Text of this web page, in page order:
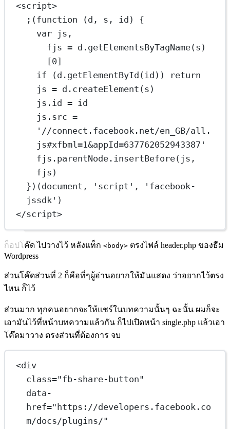
<script>
;(function (d , s , id ) {
var js,
fjs = d. getElementsByTagName(s)
[0]
if (d. getElementById (id))
return
js = d. createElement (s)
js.id = id
js.src =
'//connect.facebook.net/en_GB/all.
js#xfbml=1&appId=637762052943387'
fjs.parentNode. insertBefore(js,
fjs)
})(document,
'script' ,
'facebook-
jssdk' )
</script>
ก็อปโค๊ด ไปวางไว้ หลังแท็ก <body> ตรงไฟล์ header.php ของธีม
Wordpress
ส่วนโค๊ดส่วนที่ 2 ก็คือที่ๆผู้อ่านอยากให้มันแสดง ว่าอยากไว้ตรง
ไหน ก็ไว้
ส่วนมาก ทุกคนอยากจะให้แชร์ในบทความนั้นๆ ฉะนั้น ผมก็จะ
เอามันไว้ที่หน้าบทความแล้วกัน ก็ไปเปิดหน้า single.php แล้วเอา
โค๊ดมาวาง ตรงส่วนที่ต้องการ จบ
<div
class="fb-share-button"
data-
href="https://developers.facebook.co
m/docs/plugins/"